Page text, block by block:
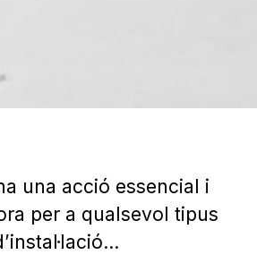
una acció essencial i
per a qualsevol tipus